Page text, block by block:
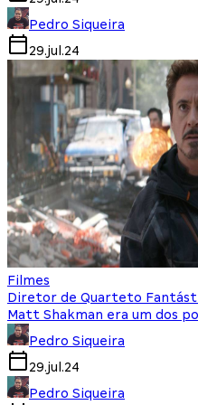
Pedro Siqueira
29.jul.24
Filmes
Diretor de Quarteto
Matt Shakman era um dos
Pedro Siqueira
29.jul.24
Pedro Siqueira